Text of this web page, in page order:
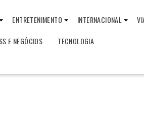
ENTRETENIMENTO INTERNACIONAL
E NEGÓCIOS
TECNOLOGIA